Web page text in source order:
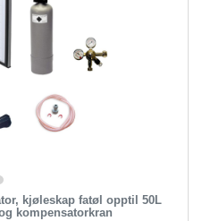
kjøleskap fatøl opptil 50L
kompensatorkran